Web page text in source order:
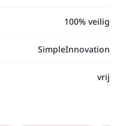
100% veilig
SimpleInnovation
vrij